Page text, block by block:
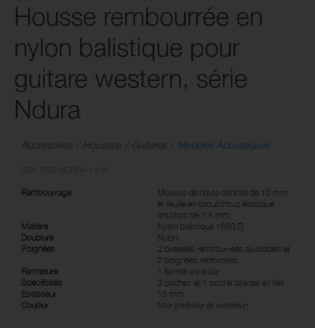
Housse rembourrée en
nylon balistique pour
guitare western, série
Ndura
Accessoires Housses Guitares Modèles Acoustiques
Rembourrage
Mousse de haute densité de 10 mm
et feuille en caoutchouc élastique
antichoc de 2,5 mm
Matière
Nylon balistique 1680 D
Doublure
Nylon
Poignées
2 bretelles rembourrées ajustables et
2 poignées renforcées
Fermeture
1 fermeture éclair
Spécificités
3 poches et 1 poche latérale en filet
Epaisseur
15 mm
Couleur
Noir (intérieur et extérieur)